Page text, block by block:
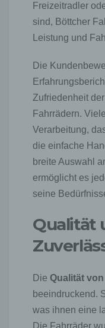
Freizeitradler
sind, Böttcher
Leistung und
Die
Zufriedenheit
Fahrrädern.
Verarbeitung,
die einfache
breite Auswahl
ermöglicht es
seine
Qualität
Die Qualität
beeindruckend.
was ihnen eine
Die Fahrräder